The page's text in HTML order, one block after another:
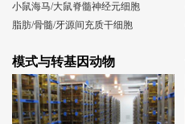
小鼠海马/大鼠脊髓神经元细胞
脂肪/骨髓/牙源间充质干细胞
模式与转基因动物